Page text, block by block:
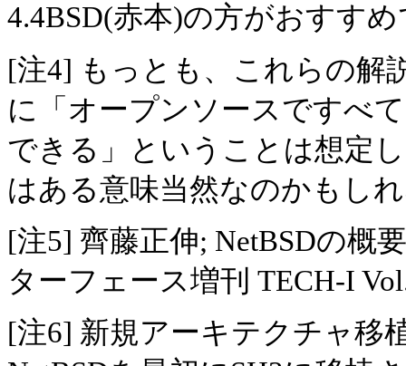
4.4BSD(赤本)の方がおすす
[注4] もっとも、これらの解
に「オープンソースですべ
できる」ということは想定
はある意味当然なのかもし
[注5] 齊藤正伸; NetBSDの概
ターフェース増刊 TECH-I
[注6] 新規アーキテクチャ移